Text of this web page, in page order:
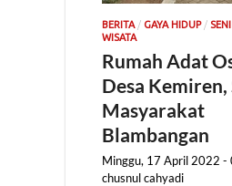
BERITA/ GAYA HIDUP/
WISATA
Rumah Adat
Desa Kemiren,
Masyarakat
Blambangan
Minggu, 17 April 2022 -
chusnul cahyadi